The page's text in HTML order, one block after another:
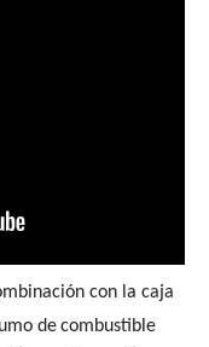
con la caja
decombustible